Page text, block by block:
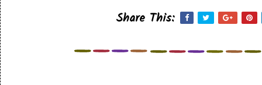
Share This: